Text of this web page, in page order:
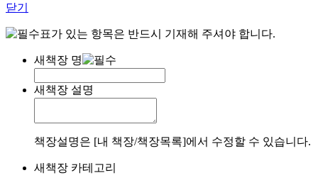
닫기
표가 있는 항목은 반드시 기재해 주셔야 합니다.
새책장 명
새책장 설명
책장설명은 [내 책장/책장목록]에서 수정할 수 있습니다.
새책장 카테고리